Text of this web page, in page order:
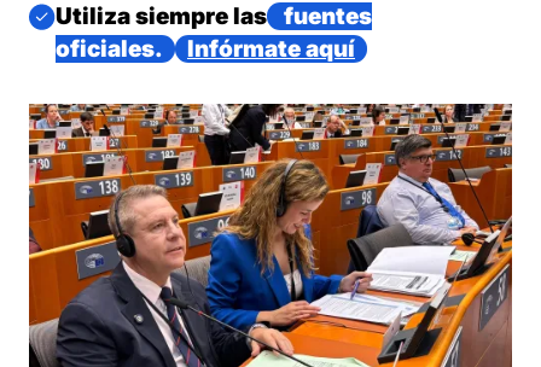
Imagen
Utiliza siempre las
fuentes
oficiales.
Infórmate aquí